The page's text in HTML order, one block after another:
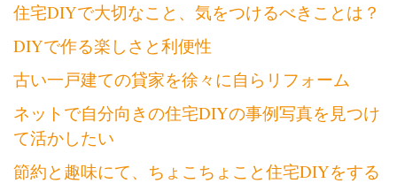
住宅DIYで大切なこと、気をつけるべきことは？
DIYで作る楽しさと利便性
古い一戸建ての貸家を徐々に自らリフォーム
ネットで自分向きの住宅DIYの事例写真を見つけ
て活かしたい
節約と趣味にて、ちょこちょこと住宅DIYをする